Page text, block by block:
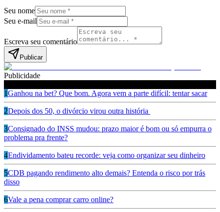
Seu nome
Seu e-mail
Escreva seu comentário
Publicar
Publicidade
1Ganhou na bet? Que bom. Agora vem a parte difícil: tentar sacar
2Depois dos 50, o divórcio virou outra história
3Consignado do INSS mudou: prazo maior é bom ou só empurra o
problema pra frente?
4Endividamento bateu recorde: veja como organizar seu dinheiro
5CDB pagando rendimento alto demais? Entenda o risco por trás
disso
6Vale a pena comprar carro online?